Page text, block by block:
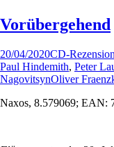
Vorübergehend
20/04/2020CD-Rezension
Paul Hindemith, Peter
NagovitsynOliver
Naxos, 8.579069; EAN: